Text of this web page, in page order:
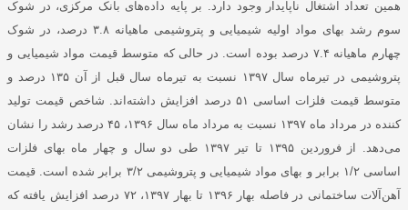
همین تعداد اشتغال ناپایدار وجود دارد. بر پایه داده‌های بانک مرکزی، در شوک
سوم رشد بهای مواد اولیه شیمیایی و پتروشیمی ماهیانه ۳.۸ درصد، در شوک
چهارم ماهیانه ۷.۴ درصد بوده است. در حالی که متوسط قیمت مواد شیمیایی و
پتروشیمی در تیرماه سال ۱۳۹۷ نسبت به تیرماه سال قبل از آن ۱۳۵ درصد و
متوسط قیمت فلزات اساسی ۵۱ درصد افزایش داشته‌اند. شاخص قیمت تولید
کننده در مرداد ماه ۱۳۹۷ نسبت به مرداد ماه سال ۱۳۹۶، ۴۵ درصد رشد را نشان
می‌‌دهد. از فروردین ۱۳۹۵ تا تیر ۱۳۹۷ طی دو سال و چهار ماه بهای فلزات
اساسی ۱/۲ برابر و بهای مواد شیمیایی و پتروشیمی ۳/۲ برابر شده است. قیمت
آهن‌آلات ساختمانی در فاصله بهار ۱۳۹۶ تا بهار ۱۳۹۷، ۷۲ درصد افزایش یافته که